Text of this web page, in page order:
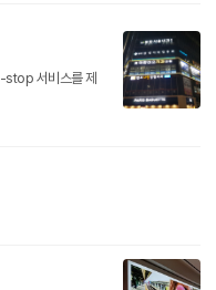
stop 서비스를 제